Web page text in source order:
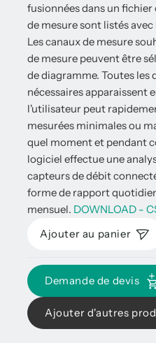
fusionnées dans un
de mesure sont listés
Les canaux de mesure
de mesure peuvent être
de diagramme. Toutes les
nécessaires apparaissent
l'utilisateur peut
mesurées minimales ou
quel moment et pendant
logiciel effectue une
capteurs de débit
forme de rapport
mensuel. DOWNLOAD -
Ajouter au panier
Demande de devis
Ajouter d'autres